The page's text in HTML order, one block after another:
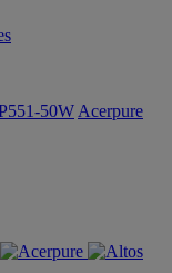
50W Acerpure